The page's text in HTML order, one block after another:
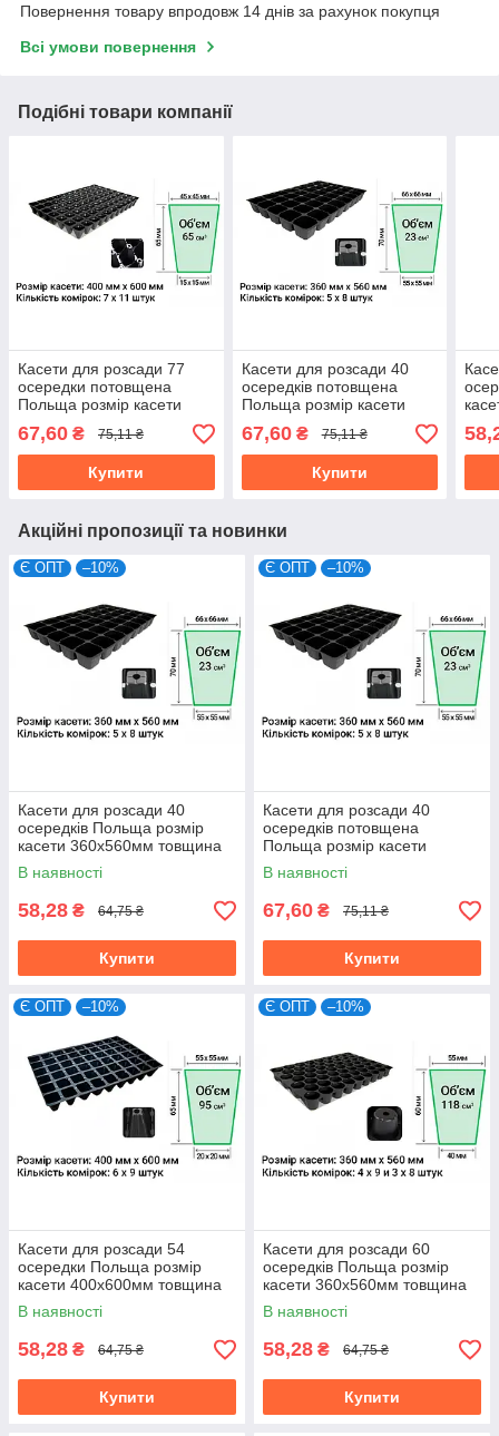
Повернення товару впродовж 14 днів за рахунок покупця
Всі умови повернення
Подібні товари компанії
Касети для розсади 77
осередки потовщена
Польща розмір касети
400х600мм товщина
стінки 0,75мм
(мін.замовлення 15шт)
67,60 ₴ 75,11 ₴
Купити
Касети для розсади 40
осередків потовщена
Польща розмір касети
360х560мм товщина
стінки 0,75мм
(мін.замовлення 15шт)
67,60₴ 75,11 ₴
Купити
Акційні пропозиції та новинки
Є ОПТ –10%
Касети для розсади 40
осередків Польща розмір
касети 360х560мм товщина
стінки 0,55мм
(мін.замовлення 15шт)
В наявності
58,28 ₴ 64,75 ₴
Купити
Є ОПТ –10%
Касети для розсади 40
осередків потовщена
Польща розмір касети
360х560мм товщина стінки
0,75мм (мін.замовлення
15шт)
В наявності
67,60 ₴ 75,11 ₴
Купити
Є ОПТ –10%
Касети для розсади 54
осередки Польща розмір
касети 400х600мм товщина
стінки 0,55мм
(мін.замовлення 15шт)
В наявності
58,28 ₴ 64,75 ₴
Купити
Є ОПТ –10%
Касети для розсади 60
осередків Польща розмір
касети 360х560мм товщина
стінки 0,55мм
(мін.замовлення 15шт)
В наявності
58,28 ₴ 64,75 ₴
Купити